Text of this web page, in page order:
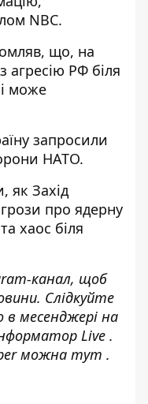
NBC.
що, на
агресію РФ біля
може
запросили
НАТО.
як Захід
про ядерну
хаос біля
канал, щоб
Слідкуйте
месенджері на
Live .
можна тут .